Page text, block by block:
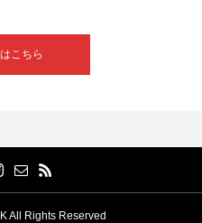
こちら
All Rights Reserved